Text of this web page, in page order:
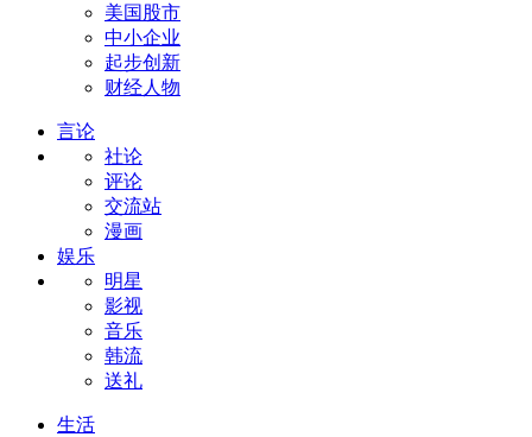
美国股市
中小企业
起步创新
财经人物
言论
社论
评论
交流站
漫画
娱乐
明星
影视
音乐
韩流
送礼
生活